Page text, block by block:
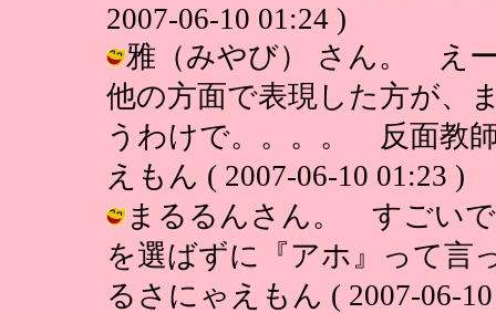
2007-06-10 01:24 )
雅（みやび） さん。 え
他の方面で表現した方が、
うわけで。。。。 反面教
えもん ( 2007-06-10 01:23 )
まるるんさん。 すごいで
を選ばずに『アホ』って言
るさにゃえもん ( 2007-06-